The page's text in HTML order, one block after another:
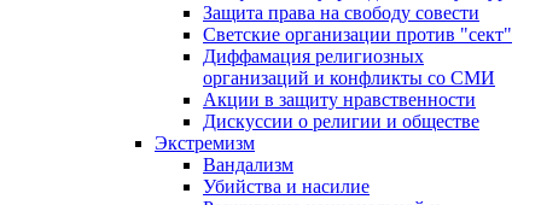
Защита права на свободу совести
Светские организации против "сект"
Диффамация религиозных
организаций и конфликты со СМИ
Акции в защиту нравственности
Дискуссии о религии и обществе
Экстремизм
Вандализм
Убийства и насилие